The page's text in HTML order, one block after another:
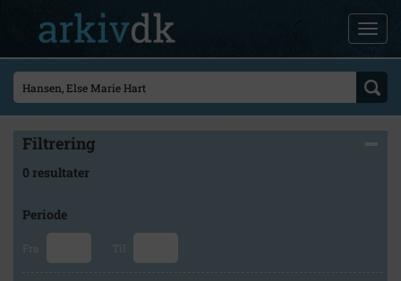
Filtrering
0 resultater
Periode
Fra Til